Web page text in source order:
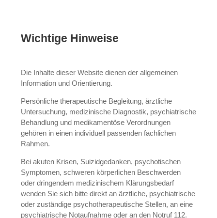
Wichtige Hinweise
Die Inhalte dieser Website dienen der allgemeinen
Information und Orientierung.
Persönliche therapeutische Begleitung, ärztliche
Untersuchung, medizinische Diagnostik, psychiatrische
Behandlung und medikamentöse Verordnungen
gehören in einen individuell passenden fachlichen
Rahmen.
Bei akuten Krisen, Suizidgedanken, psychotischen
Symptomen, schweren körperlichen Beschwerden
oder dringendem medizinischem Klärungsbedarf
wenden Sie sich bitte direkt an ärztliche, psychiatrische
oder zuständige psychotherapeutische Stellen, an eine
psychiatrische Notaufnahme oder an den Notruf 112.